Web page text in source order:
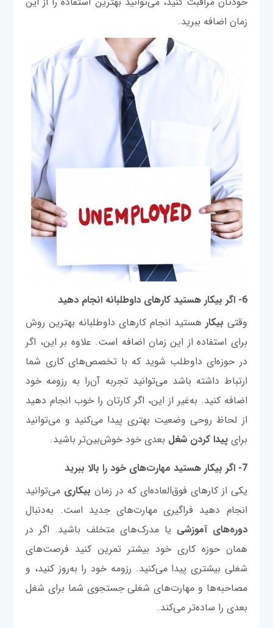
زمان اضافه ببرید.
6- اگر بیکار هستید کارهای داوطلبانه انجام دهید
وقتی بیکار هستید انجام کارهای داوطلبانه بهترین روش
برای استفاده از این زمان اضافه است. علاوه بر این، اگر
در حوزه‌ای داوطلب شوید که با تخصص‌های کاری شما
ارتباط داشته باشد می‌توانید تجربه آن‌را به رزومه خود
اضافه کنید. به‌غیر از این، اگر کارتان را خوب انجام دهید
از لحاظ روحی وضعیت بهتری پیدا می‌کنید و می‌توانید
برایپیدا کردن شغل بعدی خود خوش‌بین‌تر باشید.
7- اگر بیکار هستید مهارت‌های خود را بالا ببرید
یکی از کارهای فوق‌العاده‌ای که در زمان بیکاری می‌توانید
انجام دهید فراگیری مهارت‌های جدید است. به‌دنبال
دوره‌های آموزشی یا مدرک‌های متخلف باشید. اگر در
همان حوزه کاری خود بیشتر تمرین کنید فرصت‌های
شغلی بیشتری پیدا می‌کنید. رزومه خود را به‌روز کنید، و
مصاحبه‌ها و مهارت‌های شغلی جستجوی شما برای شغل
بعدی را ساده‌تر می‌کند.